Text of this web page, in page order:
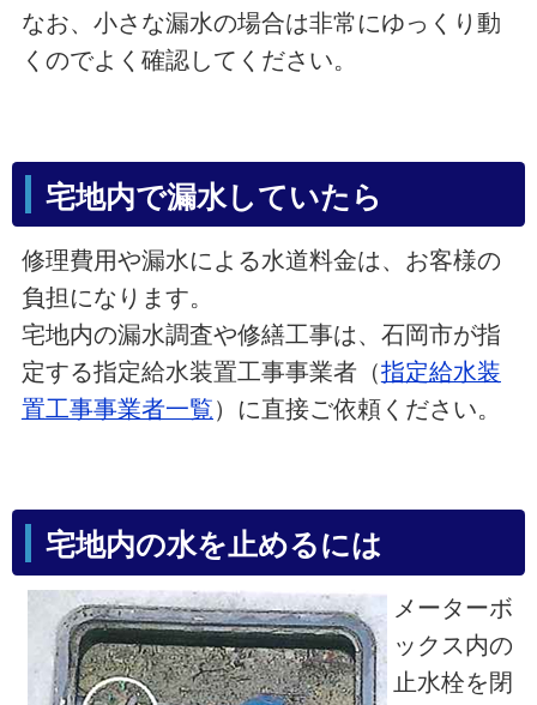
なお、小さな漏水の場合は非常にゆっくり動
くのでよく確認してください。
宅地内で漏水していたら
修理費用や漏水による水道料金は、お客様の
負担になります。
宅地内の漏水調査や修繕工事は、石岡市が指
定する指定給水装置工事事業者（指定給水装
置工事事業者一覧）に直接ご依頼ください。
宅地内の水を止めるには
メーターボ
ックス内の
止水栓を閉